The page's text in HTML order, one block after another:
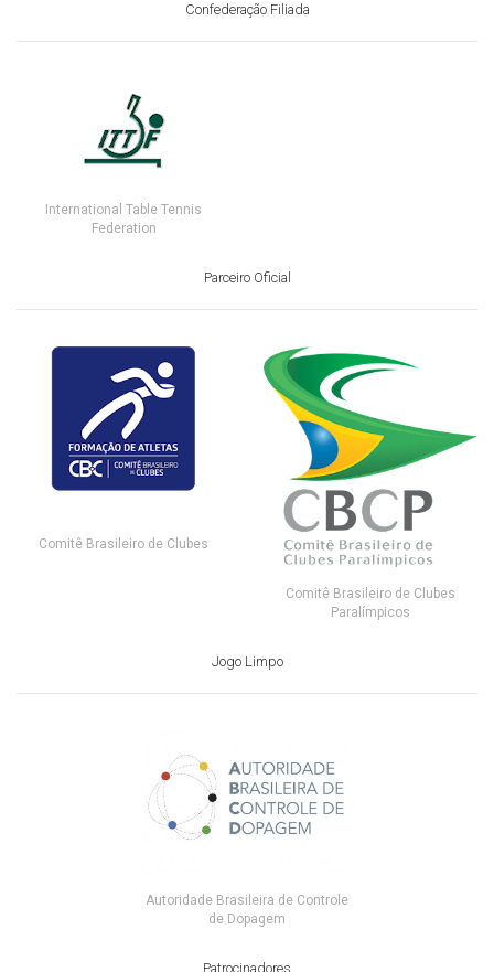
Confederação Filiada
International Table Tennis
Federation
Parceiro Oficial
Comitê Brasileiro de Clubes
Comitê Brasileiro de Clubes
Paralímpicos
Jogo Limpo
Autoridade Brasileira de Controle
de Dopagem
Patrocinadores